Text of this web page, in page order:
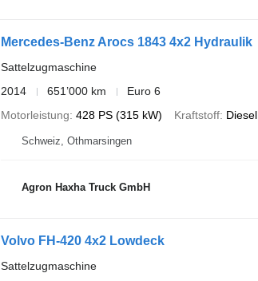
Mercedes-Benz Arocs 1843 4x2 Hydraulik
Sattelzugmaschine
2014
651’000 km
Euro 6
Motorleistung 428 PS (315 kW) Kraftstoff Diesel
Schweiz, Othmarsingen
Agron Haxha Truck GmbH
Volvo FH-420 4x2 Lowdeck
Sattelzugmaschine